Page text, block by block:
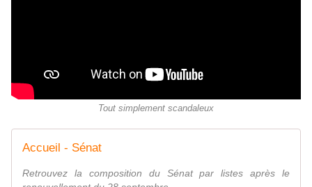
Tout simplement scandaleux
Accueil - Sénat
Retrouvez la composition du Sénat par listes après le